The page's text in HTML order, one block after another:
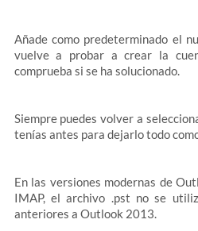
Añade como predeterminado el
vuelve a probar a crear la
comprueba si se ha solucionado.
Siempre puedes volver a
tenías antes para dejarlo todo
En las versiones modernas de
IMAP, el archivo .pst no se
anteriores a Outlook 2013.